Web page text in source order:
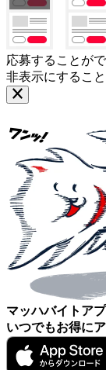
応募することが
非表示にするこ
マッハバイトア
いつでもお得に